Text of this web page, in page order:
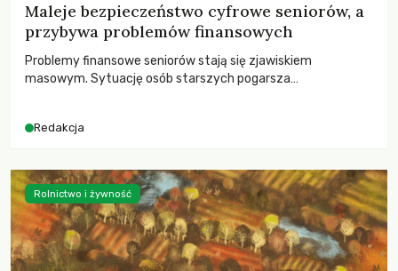
Maleje bezpieczeństwo cyfrowe seniorów, a
przybywa problemów finansowych
Problemy finansowe seniorów stają się zjawiskiem
masowym. Sytuację osób starszych pogarsza
Redakcja
Rolnictwo i żywność